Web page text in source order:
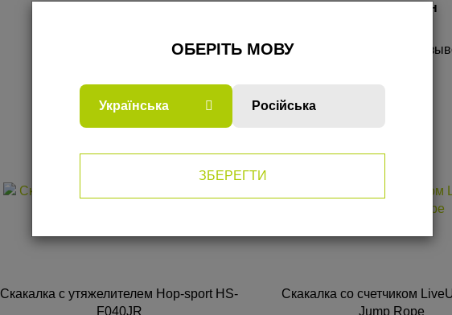
1 отзыв
грн
0
Скакалка с утяжелителем Hop-sport HS-
F040JR
Скакалка со счетчиком
Jump Rope
ОБЕРІТЬ МОВУ
Українська Російська
ЗБЕРЕГТИ